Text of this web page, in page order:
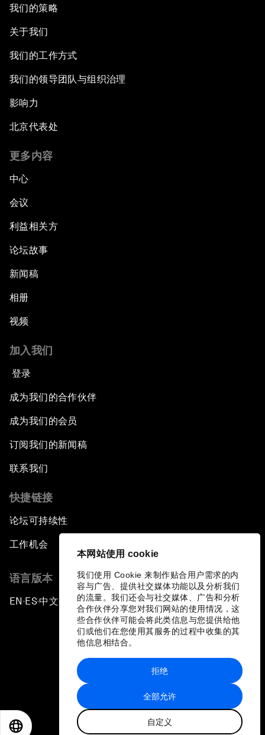
本网站使用 cookie
我们使用 Cookie 来制作贴合用户需求的内
容与广告、提供社交媒体功能以及分析我们
的流量。我们还会与社交媒体、广告和分析
合作伙伴分享您对我们网站的使用情况，这
些合作伙伴可能会将此类信息与您提供给他
们或他们在您使用其服务的过程中收集的其
他信息相结合。
全部允许
自定义
拒绝
我们的策略
关于我们
我们的工作方式
我们的领导团队与组织治理
影响力
北京代表处
更多内容
中心
会议
利益相关方
论坛故事
新闻稿
相册
视频
加入我们
登录
成为我们的合作伙伴
成为我们的会员
订阅我们的新闻稿
联系我们
快捷链接
论坛可持续性
工作机会
语言版本
EN ▪ ES▪中文▪ 日本語
站点地图
世界经济论坛